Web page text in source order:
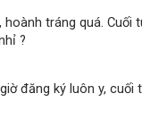
hoành tráng quá. Cuối
?
đăng ký luôn y, cuối